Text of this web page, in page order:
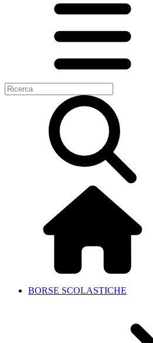
BORSE SCOLASTICHE